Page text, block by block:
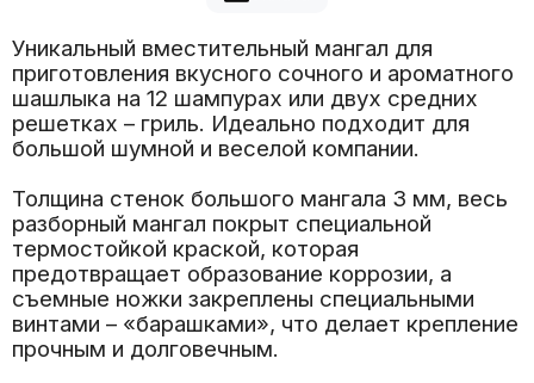
Уникальный вместительный мангал для
приготовления вкусного сочного и ароматного
шашлыка на 12 шампурах или двух средних
решетках – гриль. Идеально подходит для
большой шумной и веселой компании.
Толщина стенок большого мангала 3 мм, весь
разборный мангал покрыт специальной
термостойкой краской, которая
предотвращает образование коррозии, а
съемные ножки закреплены специальными
винтами – «барашками», что делает крепление
прочным и долговечным.